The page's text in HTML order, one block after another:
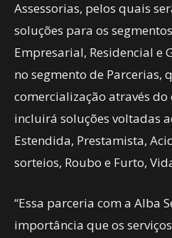
Assessorias, pelos quais
soluções para os
Empresarial, Residencial e
no segmento de Parcerias,
comercialização através
incluirá soluções voltadas
Estendida, Prestamista,
sorteios, Roubo e Furto,
“Essa parceria com a Alba
importância que os